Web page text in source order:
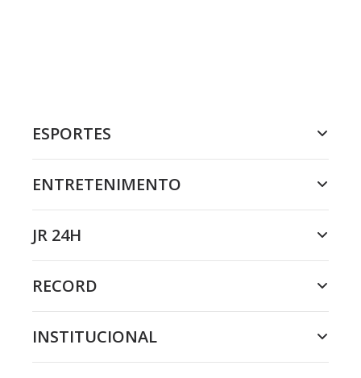
ESPORTES
ENTRETENIMENTO
JR 24H
RECORD
INSTITUCIONAL